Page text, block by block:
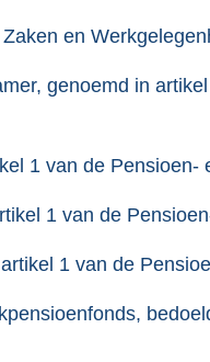
en
genoemd in
1 van de Pensioen-
1 van de
1 van de